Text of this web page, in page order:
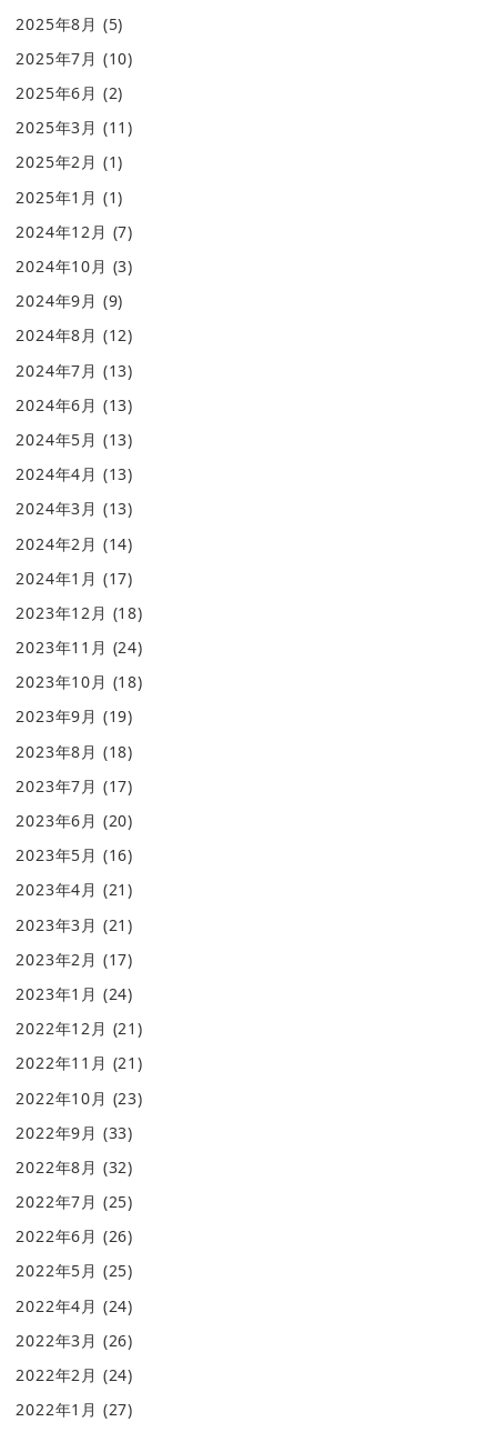
2025年8月 (5)
2025年7月 (10)
2025年6月 (2)
2025年3月 (11)
2025年2月 (1)
2025年1月 (1)
2024年12月 (7)
2024年10月 (3)
2024年9月 (9)
2024年8月 (12)
2024年7月 (13)
2024年6月 (13)
2024年5月 (13)
2024年4月 (13)
2024年3月 (13)
2024年2月 (14)
2024年1月 (17)
2023年12月 (18)
2023年11月 (24)
2023年10月 (18)
2023年9月 (19)
2023年8月 (18)
2023年7月 (17)
2023年6月 (20)
2023年5月 (16)
2023年4月 (21)
2023年3月 (21)
2023年2月 (17)
2023年1月 (24)
2022年12月 (21)
2022年11月 (21)
2022年10月 (23)
2022年9月 (33)
2022年8月 (32)
2022年7月 (25)
2022年6月 (26)
2022年5月 (25)
2022年4月 (24)
2022年3月 (26)
2022年2月 (24)
2022年1月 (27)